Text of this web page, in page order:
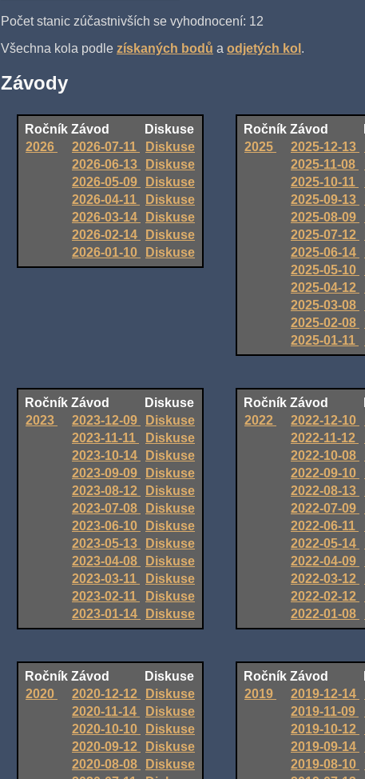
Počet stanic zúčastnivších se vyhodnocení: 12
Všechna kola podle získaných bodů a odjetých kol .
Závody
Ročník Závod
Diskuse
2026
2026-07-11
Diskuse
2026-06-13
Diskuse
2026-05-09
Diskuse
2026-04-11
Diskuse
2026-03-14
Diskuse
2026-02-14
Diskuse
2026-01-10
Diskuse
Ročník Závod
2025
2025-12-13
2025-11-08
2025-10-11
2025-09-13
2025-08-09
2025-07-12
2025-06-14
2025-05-10
2025-04-12
2025-03-08
2025-02-08
2025-01-11
Ročník Závod
Diskuse
2023
2023-12-09
Diskuse
2023-11-11
Diskuse
2023-10-14
Diskuse
2023-09-09
Diskuse
2023-08-12
Diskuse
2023-07-08
Diskuse
2023-06-10
Diskuse
2023-05-13
Diskuse
2023-04-08
Diskuse
2023-03-11
Diskuse
2023-02-11
Diskuse
2023-01-14
Diskuse
Ročník Závod
2022
2022-12-10
2022-11-12
2022-10-08
2022-09-10
2022-08-13
2022-07-09
2022-06-11
2022-05-14
2022-04-09
2022-03-12
2022-02-12
2022-01-08
Ročník Závod
Diskuse
2020
2020-12-12
Diskuse
2020-11-14
Diskuse
2020-10-10
Diskuse
2020-09-12
Diskuse
2020-08-08
Diskuse
Ročník Závod
2019
2019-12-14
2019-11-09
2019-10-12
2019-09-14
2019-08-10